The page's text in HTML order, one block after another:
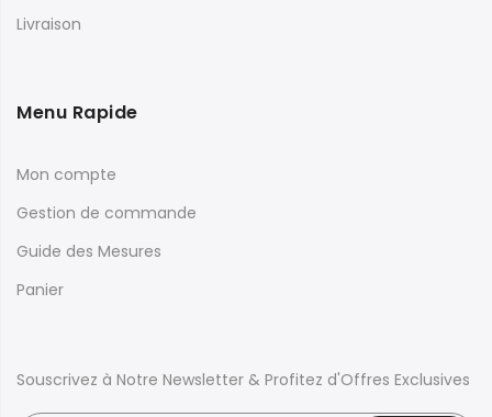
Livraison
Menu Rapide
Mon compte
Gestion de commande
Guide des Mesures
Panier
Souscrivez à Notre Newsletter & Profitez d'Offres Exclusives